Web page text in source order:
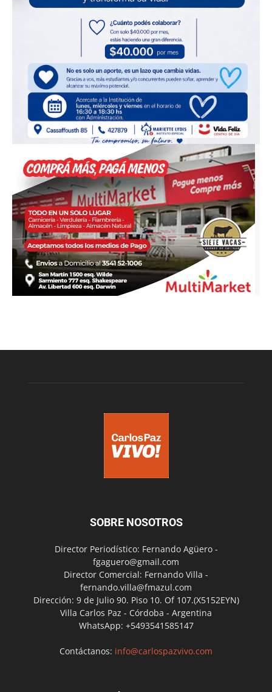
SOBRE NOSOTROS
Director Periodístico: Fernando Agüero -
fgaguero@gmail.com
Director Comercial: Fernando Villa -
fernando.villa@fmazul.com
Dirección: 9 de Julio 90. Piso 10. Of 107.(X5152EYN)
Villa Carlos Paz - Córdoba - Argentina
WhatsApp: +5493541585147
Contáctanos: info@carlospazvivo.com